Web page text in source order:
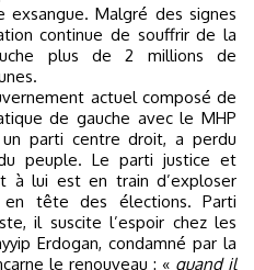
Malgré des signes
continue de souffrir de la
plus de 2 millions de
actuel composé de
de gauche avec le MHP
parti centre droit, a perdu
peuple. Le parti justice et
à lui est en train d’exploser
en tête des élections. Parti
il suscite l’espoir chez les
Erdogan, condamné par la
le renouveau : « quand il